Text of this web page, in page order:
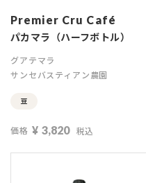
Premier Cru Café
パカマラ（ハーフボトル）
グアテマラ
サンセバスティアン農園
豆
価格 ¥ 3,820 税込